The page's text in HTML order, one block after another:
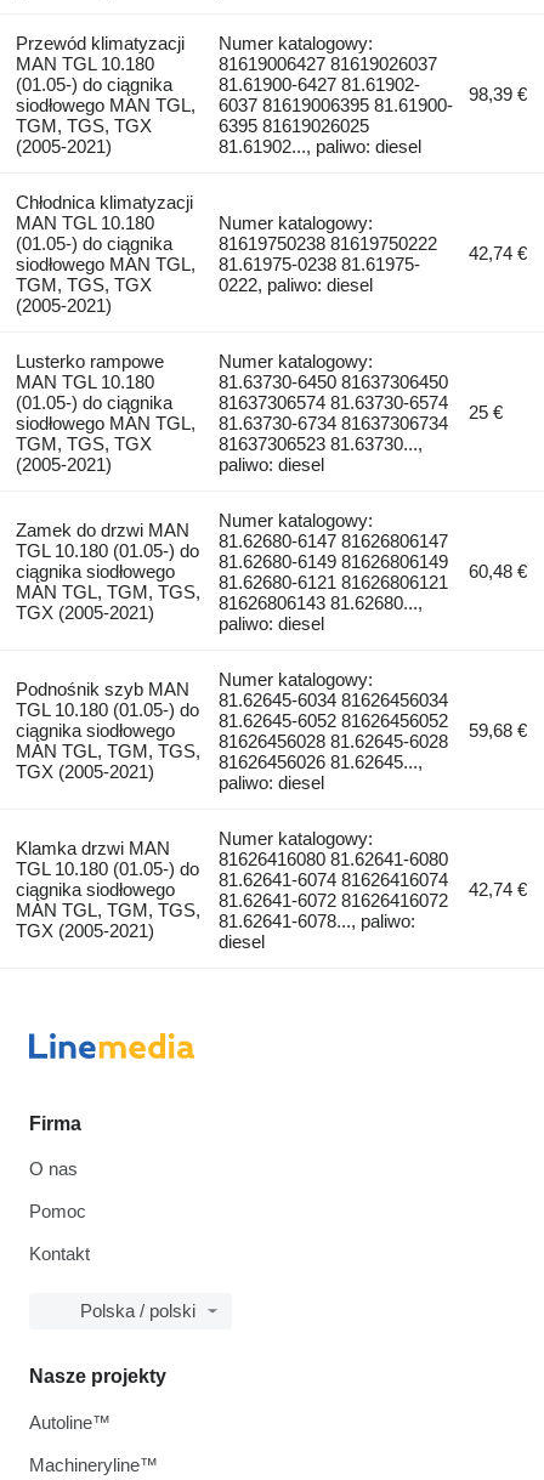
Przewód klimatyzacji
MAN TGL 10.180
(01.05-) do ciągnika
siodłowego MAN TGL,
TGM, TGS, TGX
(2005-2021)
Numer katalogowy:
81619006427 81619026037
81.61900-6427 81.61902-
6037 81619006395 81.61900-
6395 81619026025
81.61902..., paliwo: diesel
98,39 €
Chłodnica klimatyzacji
MAN TGL 10.180
(01.05-) do ciągnika
siodłowego MAN TGL,
TGM, TGS, TGX
(2005-2021)
Numer katalogowy:
81619750238 81619750222
81.61975-0238 81.61975-
0222, paliwo: diesel
42,74 €
Lusterko rampowe
MAN TGL 10.180
(01.05-) do ciągnika
siodłowego MAN TGL,
TGM, TGS, TGX
(2005-2021)
Numer katalogowy:
81.63730-6450 81637306450
81637306574 81.63730-6574
81.63730-6734 81637306734
81637306523 81.63730...,
paliwo: diesel
25 €
Zamek do drzwi MAN
TGL 10.180 (01.05-) do
ciągnika siodłowego
MAN TGL, TGM, TGS,
TGX (2005-2021)
Numer katalogowy:
81.62680-6147 81626806147
81.62680-6149 81626806149
81.62680-6121 81626806121
81626806143 81.62680...,
paliwo: diesel
60,48 €
Podnośnik szyb MAN
TGL 10.180 (01.05-) do
ciągnika siodłowego
MAN TGL, TGM, TGS,
TGX (2005-2021)
Numer katalogowy:
81.62645-6034 81626456034
81.62645-6052 81626456052
81626456028 81.62645-6028
81626456026 81.62645...,
paliwo: diesel
59,68 €
Klamka drzwi MAN
TGL 10.180 (01.05-) do
ciągnika siodłowego
MAN TGL, TGM, TGS,
TGX (2005-2021)
Numer katalogowy:
81626416080 81.62641-6080
81.62641-6074 81626416074
81.62641-6072 81626416072
81.62641-6078..., paliwo:
diesel
42,74 €
Firma
O nas
Pomoc
Kontakt
Polska / polski
Nasze projekty
Autoline™
Machineryline™